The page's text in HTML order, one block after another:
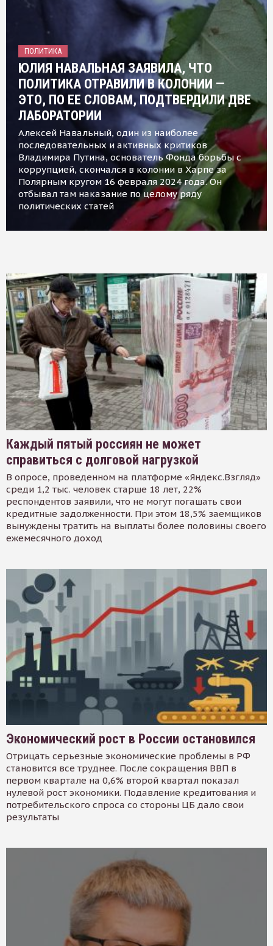
ПОЛИТИКА
ЮЛИЯ НАВАЛЬНАЯ ЗАЯВИЛА, ЧТО
ПОЛИТИКА ОТРАВИЛИ В КОЛОНИИ —
ЭТО, ПО ЕЕ СЛОВАМ, ПОДТВЕРДИЛИ ДВЕ
ЛАБОРАТОРИИ
Алексей Навальный, один из наиболее
последовательных и активных критиков
Владимира Путина, основатель Фонда борьбы с
коррупцией, скончался в колонии в Харпе за
Полярным кругом 16 февраля 2024 года. Он
отбывал там наказание по целому ряду
политических статей
Каждый пятый россиян не может
справиться с долговой нагрузкой
В опросе, проведенном на платформе «Яндекс.Взгляд»
среди 1,2 тыс. человек старше 18 лет, 22%
респондентов заявили, что не могут погашать свои
кредитные задолженности. При этом 18,5% заемщиков
вынуждены тратить на выплаты более половины своего
ежемесячного доход
Экономический рост в России остановился
Отрицать серьезные экономические проблемы в РФ
становится все труднее. После сокращения ВВП в
первом квартале на 0,6% второй квартал показал
нулевой рост экономики. Подавление кредитования и
потребительского спроса со стороны ЦБ дало свои
результаты